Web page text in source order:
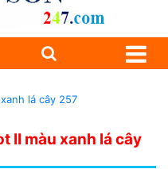
lá cây 257
II màu xanh lá cây